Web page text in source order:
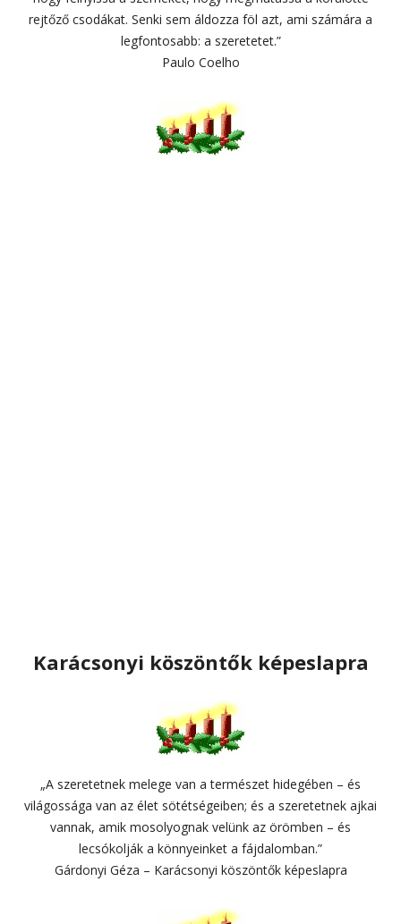
rejtőző csodákat. Senki sem áldozza föl azt, ami számára a
legfontosabb: a szeretetet.”
Paulo Coelho
Karácsonyi köszöntők képeslapra
„A szeretetnek melege van a természet hidegében – és
világossága van az élet sötétségeiben; és a szeretetnek ajkai
vannak, amik mosolyognak velünk az örömben – és
lecsókolják a könnyeinket a fájdalomban.”
Gárdonyi Géza – Karácsonyi köszöntők képeslapra